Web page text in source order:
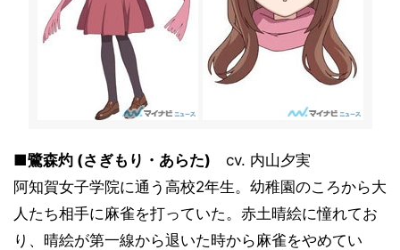
■鷺森灼 (さぎもり・あらた) cv. 内山夕実
阿知賀女子学院に通う高校2年生。幼稚園のころから大
人たち相手に麻雀を打っていた。赤土晴絵に憧れてお
り、晴絵が第一線から退いた時から麻雀をやめてい